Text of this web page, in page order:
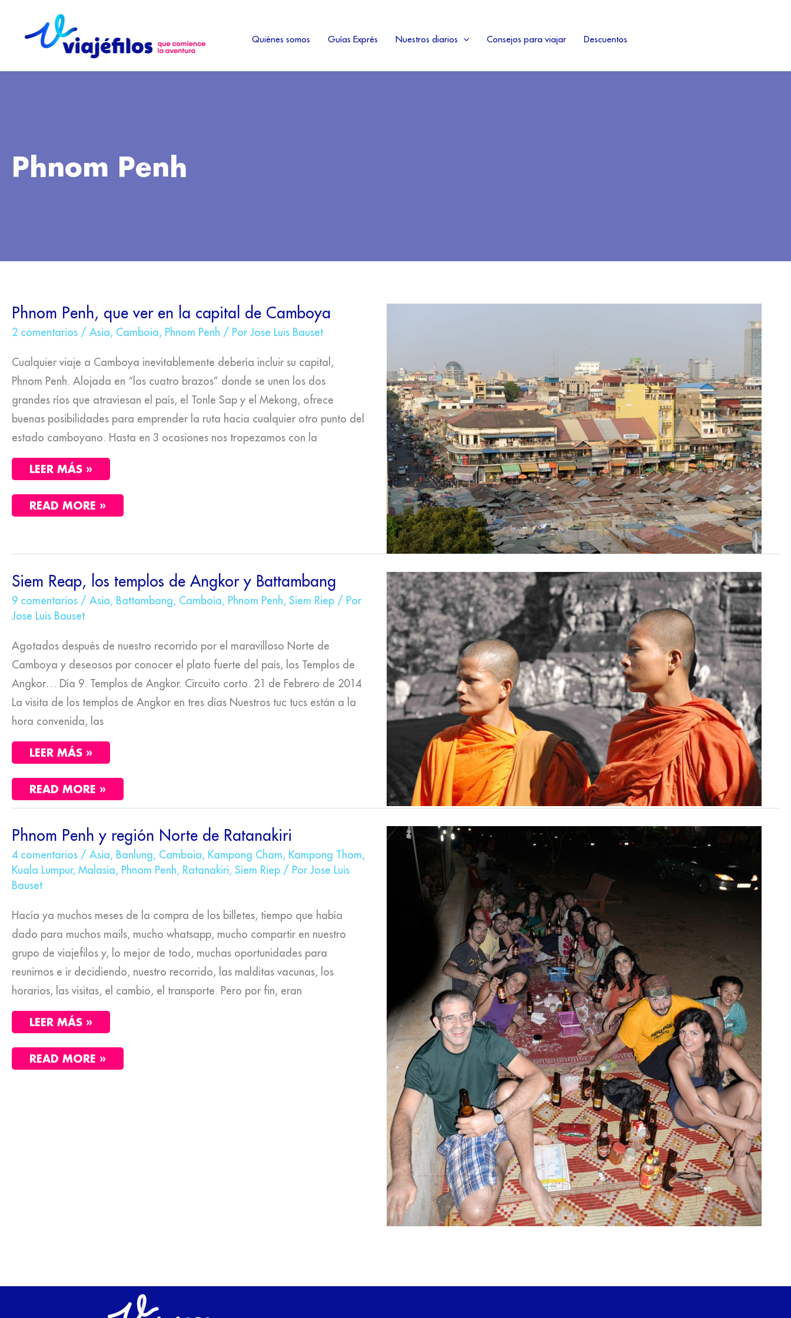
contenido
Quiénes somos Guías Exprés Nuestros diarios Consejos para viajar Descuentos
Phnom Penh
Phnom Penh, que ver en la capital de Camboya
2 comentarios / Asia, Camboia, Phnom Penh / Por Jose Luis Bauset
Cualquier viaje a Camboya inevitablemente debería incluir su capital,
Phnom Penh. Alojada en “los cuatro brazos” donde se unen los dos
grandes ríos que atraviesan el país, el Tonle Sap y el Mekong, ofrece
buenas posibilidades para emprender la ruta hacia cualquier otro punto del
estado camboyano. Hasta en 3 ocasiones nos tropezamos con la
LEER MÁS »
PHNOM
PENH,
QUE
VER
LA
CAPITAL
DE
CAMBOYA
READ MORE »
Siem Reap, los templos de Angkor y Battambang
9 comentarios / Asia, Battambang, Camboia, Phnom Penh, Siem Riep / Por
Jose Luis Bauset
Agotados después de nuestro recorrido por el maravilloso Norte de
Camboya y deseosos por conocer el plato fuerte del país, los Templos de
Angkor… Día 9. Templos de Angkor. Circuito corto. 21 de Febrero de 2014
La visita de los templos de Angkor en tres días Nuestros tuc tucs están a la
hora convenida, las
LEER MÁS »
SIEM
REAP,
LOS
TEMPLOS
DE
Y
BATTAMBANG
READ MORE »
Phnom Penh y región Norte de Ratanakiri
4 comentarios / Asia, Banlung, Camboia, Kampong Cham, Kampong Thom,
Kuala Lumpur, Malasia, Phnom Penh, Ratanakiri, Siem Riep / Por Jose Luis
Bauset
Hacía ya muchos meses de la compra de los billetes, tiempo que había
dado para muchos mails, mucho whatsapp, mucho compartir en nuestro
grupo de viajefilos y, lo mejor de todo, muchas oportunidades para
reunirnos e ir decidiendo, nuestro recorrido, las malditas vacunas, los
horarios, las visitas, el cambio, el transporte. Pero por fin, eran
LEER MÁS »
PHNOM
PENH
Y
REGIÓN
NORTE
DE
READ MORE »